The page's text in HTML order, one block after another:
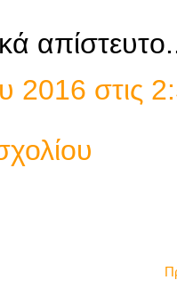
2016 στις